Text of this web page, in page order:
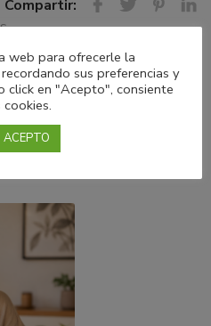
Compartir:
web para ofrecerle la
sus preferencias y
click en "Acepto", consiente
ACEPTO